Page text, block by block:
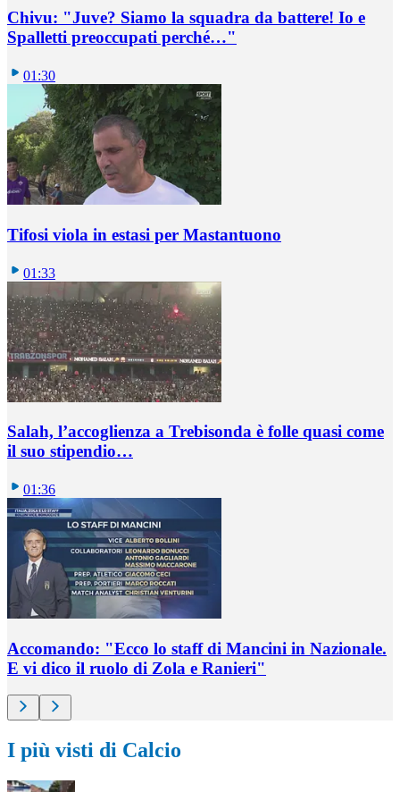
Chivu: "Juve? Siamo la squadra da battere! Io e
Spalletti preoccupati perché…"
01:30
Tifosi viola in estasi per Mastantuono
01:33
Salah, l’accoglienza a Trebisonda è folle quasi come
il suo stipendio…
01:36
Accomando: "Ecco lo staff di Mancini in Nazionale.
E vi dico il ruolo di Zola e Ranieri"
I più visti di Calcio